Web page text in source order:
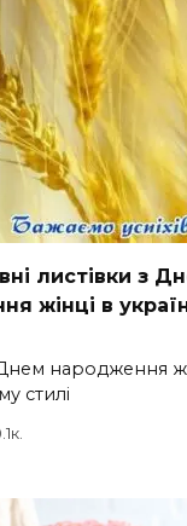
листівки з
жінці в
народження
стилі